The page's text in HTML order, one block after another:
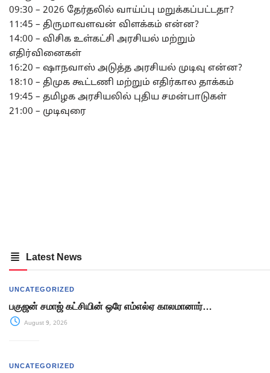
09:30 – 2026 தேர்தலில் வாய்ப்பு மறுக்கப்பட்டதா?
11:45 – திருமாவளவன் விளக்கம் என்ன?
14:00 – விசிக உள்கட்சி அரசியல் மற்றும்
எதிர்வினைகள்
16:20 – ஷாநவாஸ் அடுத்த அரசியல் முடிவு என்ன?
18:10 – திமுக கூட்டணி மற்றும் எதிர்கால தாக்கம்
19:45 – தமிழக அரசியலில் புதிய சமன்பாடுகள்
21:00 – முடிவுரை
Latest News
UNCATEGORIZED
பகுஜன் சமாஜ் கட்சியின் ஒரே எம்எல்ஏ காலமானார்…
August 9, 2026
UNCATEGORIZED